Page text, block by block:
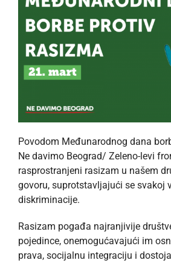
Povodom Međunarodnog dana
Ne davimo Beograd/ Zeleno-levi
rasprostranjeni rasizam u našem
govoru, suprotstavljajući se svakoj
diskriminacije.
Rasizam pogađa najranjivije
pojedince, onemogućavajući im
prava, socijalnu integraciju i